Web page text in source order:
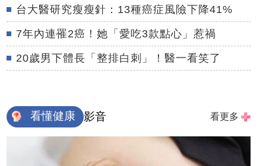
台大醫研究瘦瘦針：13種癌症風險下降41%
7年內連罹2癌！她「愛吃3款點心」惹禍
20歲男下體長「整排白刺」！醫一看笑了
看懂健康 影音 看更多